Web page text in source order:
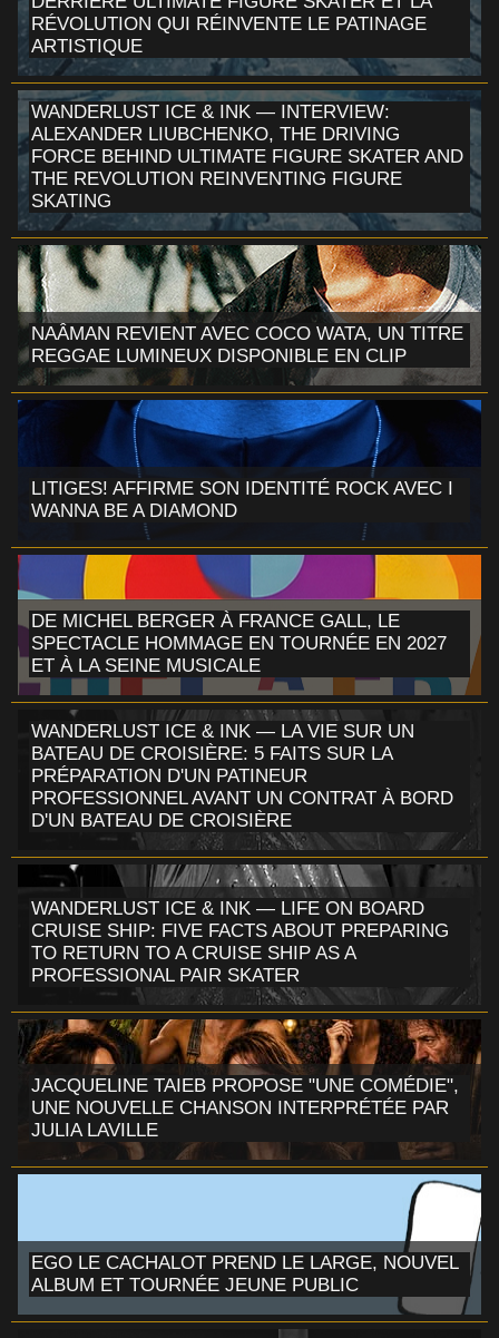
RÉVOLUTION QUI RÉINVENTE LE PATINAGE
ARTISTIQUE
WANDERLUST ICE & INK — INTERVIEW:
ALEXANDER LIUBCHENKO, THE DRIVING
FORCE BEHIND ULTIMATE FIGURE SKATER AND
THE REVOLUTION REINVENTING FIGURE
SKATING
NAÂMAN REVIENT AVEC COCO WATA, UN TITRE
REGGAE LUMINEUX DISPONIBLE EN CLIP
LITIGES! AFFIRME SON IDENTITÉ ROCK AVEC I
WANNA BE A DIAMOND
DE MICHEL BERGER À FRANCE GALL, LE
SPECTACLE HOMMAGE EN TOURNÉE EN 2027
ET À LA SEINE MUSICALE
WANDERLUST ICE & INK — LA VIE SUR UN
BATEAU DE CROISIÈRE: 5 FAITS SUR LA
PRÉPARATION D'UN PATINEUR
PROFESSIONNEL AVANT UN CONTRAT À BORD
D'UN BATEAU DE CROISIÈRE
WANDERLUST ICE & INK — LIFE ON BOARD
CRUISE SHIP: FIVE FACTS ABOUT PREPARING
TO RETURN TO A CRUISE SHIP AS A
PROFESSIONAL PAIR SKATER
JACQUELINE TAIEB PROPOSE "UNE COMÉDIE",
UNE NOUVELLE CHANSON INTERPRÉTÉE PAR
JULIA LAVILLE
EGO LE CACHALOT PREND LE LARGE, NOUVEL
ALBUM ET TOURNÉE JEUNE PUBLIC